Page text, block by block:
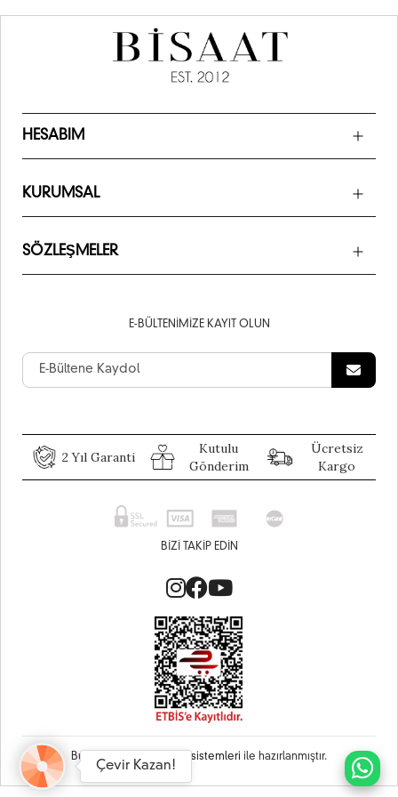
HESABIM
KURUMSAL
SÖZLEŞMELER
E-BÜLTENIMIZE KAYIT OLUN
2 Yıl Garanti
Kutulu
Gönderim
Ücretsiz
Kargo
BIZI TAKIP EDIN
Bu site Vikaon E-Ticaret sistemleri ile hazırlanmıştır.
Çevir Kazan!